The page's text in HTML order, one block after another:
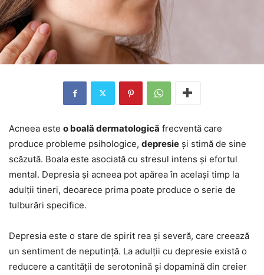
Acneea este o boală dermatologică frecventă care
produce probleme psihologice, depresie și stimă de sine
scăzută. Boala este asociată cu stresul intens și efortul
mental. Depresia și acneea pot apărea în același timp la
adulții tineri, deoarece prima poate produce o serie de
tulburări specifice.
Depresia este o stare de spirit rea și severă, care creează
un sentiment de neputință. La adulții cu depresie există o
reducere a cantității de serotonină și dopamină din creier